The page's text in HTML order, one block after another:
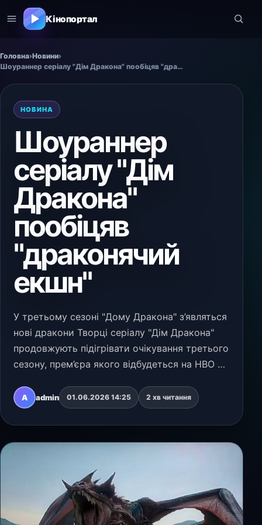
Кінопортал
Головна›Новини›
Шоураннер серіалу "Дім Дракона" пообіцяв "драконячий екшн"
НОВИНА
Шоураннер
серіалу "Дім
Дракона"
пообіцяв
"драконячий
екшн"
У третьому сезоні "Дому Дракона" з’являться
нові дракони Творці серіалу "Дім Дракона"
продовжують підігрівати очікування третього
сезону, прем’єра якого відбудеться на HBO 21
першому епізоді розпочнеться Битва за
Глотку,…
A admin 01.06.2026 14:25 2 хв читання